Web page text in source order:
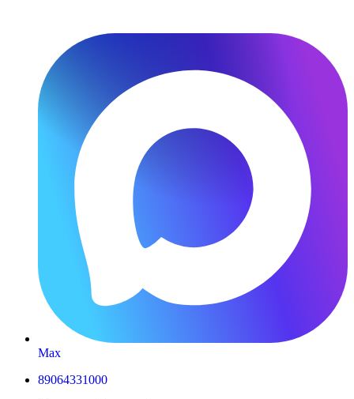
содержимому
Max
89064331000